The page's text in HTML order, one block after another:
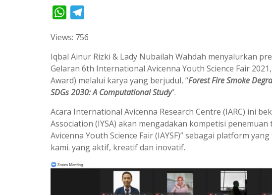
W
a
t
s
A
p
p
l
e
g
r
a
m
Views: 756
Iqbal Ainur Rizki & Lady Nubailah Wahdah menyalurkan
Gelaran 6th International Avicenna Youth Science Fair
Award) melalui karya yang berjudul, “Forest Fire Smoke
SDGs 2030: A Computational Study“.
Acara International Avicenna Research Centre (IARC) ini
Association (IYSA) akan mengadakan kompetisi
Avicenna Youth Science Fair (IAYSF)” sebagai platform
kami. yang aktif, kreatif dan inovatif.